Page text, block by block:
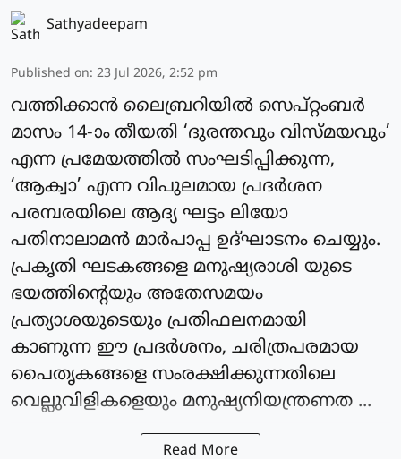
Sathyadeepam
Published on: 23 Jul 2026, 2:52 pm
വത്തിക്കാന്‍ ലൈബ്രറിയില്‍ സെപ്റ്റംബര്‍
മാസം 14-ാം തീയതി ‘ദുരന്തവും വിസ്മയവും’
എന്ന പ്രമേയത്തില്‍ സംഘടിപ്പിക്കുന്ന,
‘ആക്വാ’ എന്ന വിപുലമായ പ്രദര്‍ശന
പരമ്പരയിലെ ആദ്യ ഘട്ടം ലിയോ
പതിനാലാമന്‍ മാര്‍പാപ്പ ഉദ്ഘാടനം ചെയ്യും.
പ്രകൃതി ഘടകങ്ങളെ മനുഷ്യരാശി യുടെ
ഭയത്തിന്റെയും അതേസമയം
പ്രത്യാശയുടെയും പ്രതിഫലനമായി
കാണുന്ന ഈ പ്രദര്‍ശനം, ചരിത്രപരമായ
പൈതൃകങ്ങളെ സംരക്ഷിക്കുന്നതിലെ
വെല്ലുവിളികളെയും മനുഷ്യനിയന്ത്രണത ...
Read More